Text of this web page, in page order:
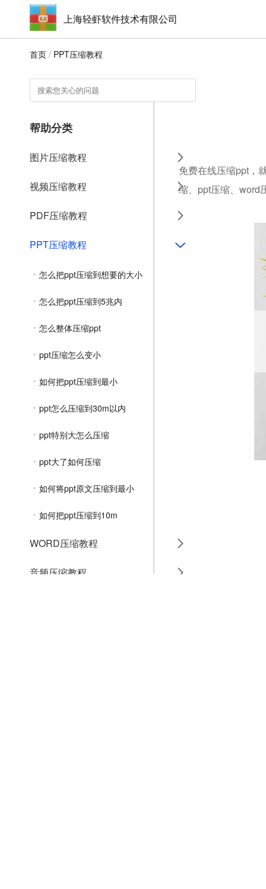
上海轻虾软件技术有限公司
首页 / PPT压缩教程
帮助分类
图片压缩教程
视频压缩教程
PDF压缩教程
PPT压缩教程
怎么把ppt压缩到想要的大小
怎么把ppt压缩到5兆内
怎么整体压缩ppt
ppt压缩怎么变小
如何把ppt压缩到最小
ppt怎么压缩到30m以内
ppt特别大怎么压缩
ppt大了如何压缩
如何将ppt原文压缩到最小
如何把ppt压缩到10m
WORD压缩教程
音频压缩教程
免费在线压缩ppt，
缩、ppt压缩、word